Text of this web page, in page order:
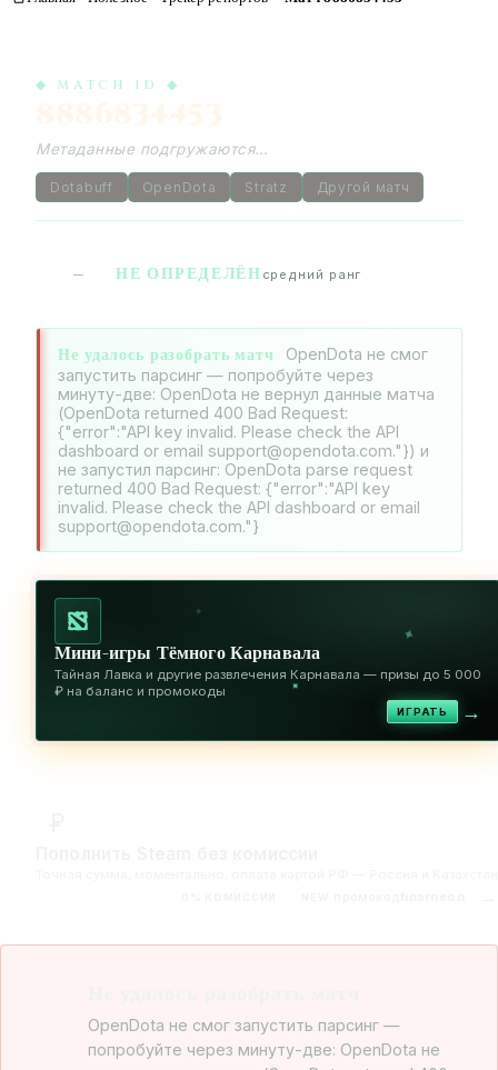
◆ MATCH ID ◆
Метаданные подгружаются…
Dotabuff OpenDota Stratz Другой матч
— НЕ ОПРЕДЕЛЁН средний ранг
Не удалось разобрать матч
OpenDota не смог
запустить парсинг — попробуйте через
минуту-две: OpenDota не вернул данные матча
(OpenDota returned 400 Bad Request:
{"error":"API key invalid. Please check the API
dashboard or email support@opendota.com."}) и
не запустил парсинг: OpenDota parse request
returned 400 Bad Request: {"error":"API key
invalid. Please check the API dashboard or email
support@opendota.com."}
✦
✦
✦
Мини-игры Тёмного Карнавала
Тайная Лавка и другие развлечения Карнавала — призы до 5 000
₽ на баланс и промокоды
ИГРАТЬ →
OpenDota не смог запустить парсинг —
попробуйте через минуту-две: OpenDota не